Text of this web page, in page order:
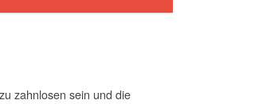
zahnlosen sein und die